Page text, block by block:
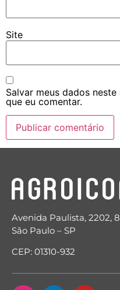
Site
Salvar meus dados
que eu comentar.
Avenida Paulista, 2202,
São Paulo – SP
CEP: 01310-932